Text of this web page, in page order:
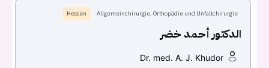
Allgemeinchirurgie, Orthopädie und Unfallchirurgie
Hessen
الدكتور أحمد خضر
Dr. med. A. J. Khudor